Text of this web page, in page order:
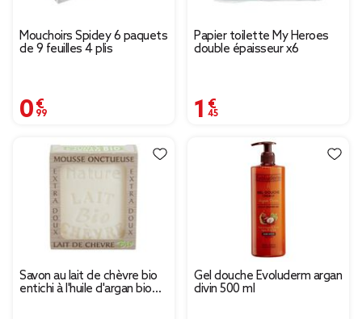
Mouchoirs Spidey 6 paquets
de 9 feuilles 4 plis
0,99 €
Papier toilette My Heroes
double épaisseur x6
1,45 €
Savon au lait de chèvre bio
entichi à l'huile d'argan bio
Gel douche Evoluderm argan
divin 500 ml